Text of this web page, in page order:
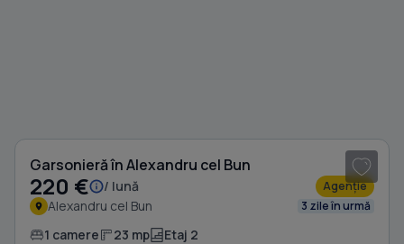
Garsonieră în Alexandru cel Bun
220 € / lună Agenție
Alexandru cel Bun 3 zile în urmă
1 camere 23 mp Etaj 2